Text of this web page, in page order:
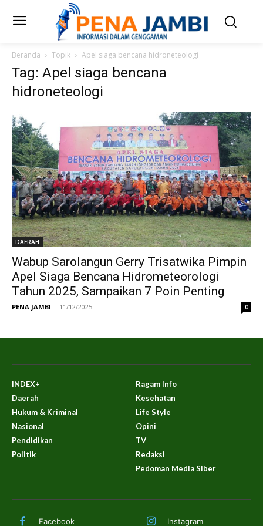
Beranda Topik Apel siaga bencana hidroneteologi
Tag: Apel siaga bencana
hidroneteologi
DAERAH
Wabup Sarolangun Gerry Trisatwika Pimpin
Apel Siaga Bencana Hidrometeorologi
Tahun 2025, Sampaikan 7 Poin Penting
PENA JAMBI - 11/12/2025 0
INDEX+
Daerah
Hukum & Kriminal
Nasional
Pendidikan
Politik
Ragam Info
Kesehatan
Life Style
Opini
TV
Redaksi
Pedoman Media Siber
Facebook Instagram